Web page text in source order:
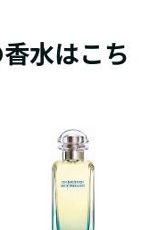
水はこち